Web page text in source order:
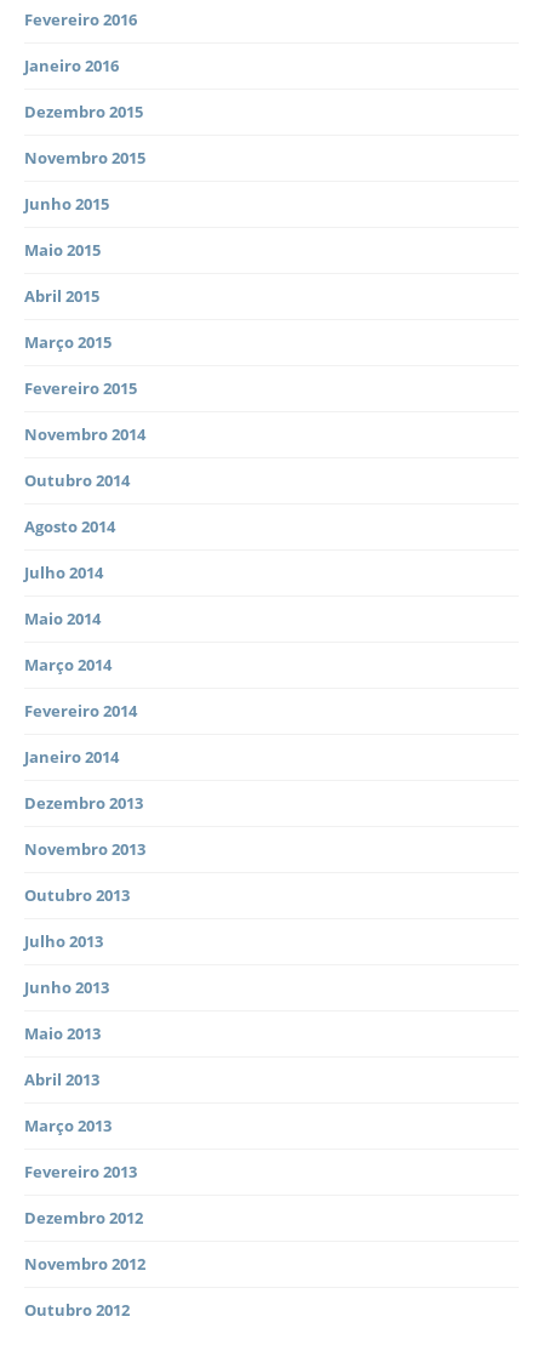
Fevereiro 2016
Janeiro 2016
Dezembro 2015
Novembro 2015
Junho 2015
Maio 2015
Abril 2015
Março 2015
Fevereiro 2015
Novembro 2014
Outubro 2014
Agosto 2014
Julho 2014
Maio 2014
Março 2014
Fevereiro 2014
Janeiro 2014
Dezembro 2013
Novembro 2013
Outubro 2013
Julho 2013
Junho 2013
Maio 2013
Abril 2013
Março 2013
Fevereiro 2013
Dezembro 2012
Novembro 2012
Outubro 2012